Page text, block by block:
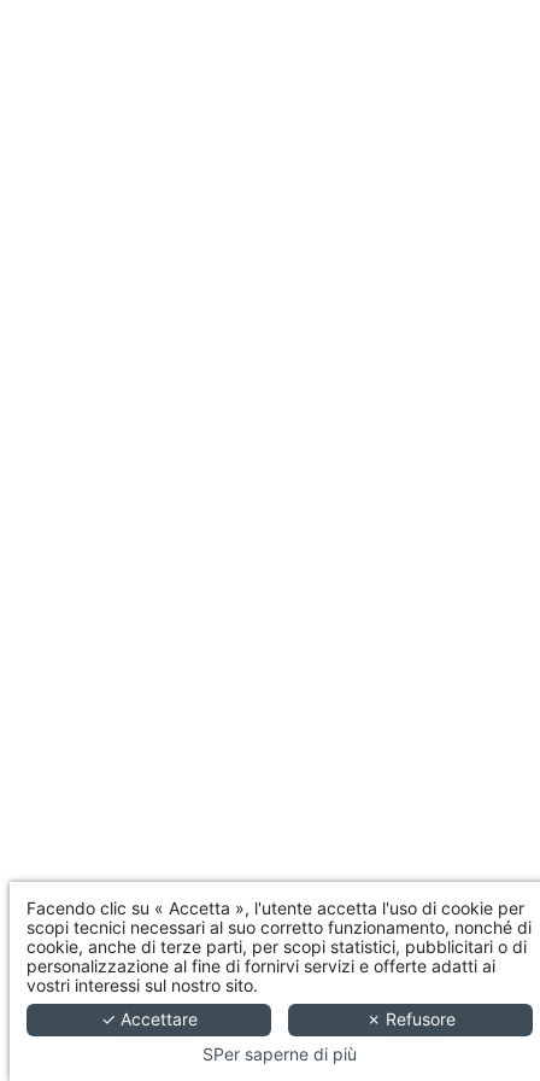
Facendo clic su « Accetta », l'utente accetta l'uso di cookie per
scopi tecnici necessari al suo corretto funzionamento, nonché di
cookie, anche di terze parti, per scopi statistici, pubblicitari o di
personalizzazione al fine di fornirvi servizi e offerte adatti ai
vostri interessi sul nostro sito.
✓ Accettare
✗ Refusore
SPer saperne di più